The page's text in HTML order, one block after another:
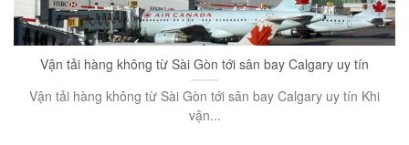
Vận tải hàng không từ Sài Gòn tới sân bay Calgary uy tín
Vận tải hàng không từ Sài Gòn tới sân bay Calgary uy tín Khi
vận...